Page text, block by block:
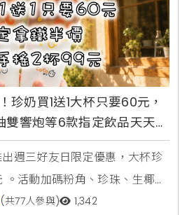
奶買1送1大杯只要60元，
雙響炮等6款指定飲品天天2
週三好友日限定優惠，大杯珍
。活動加碼粉角、珍珠、生椰職
步推出暑來寶2杯99元好康，
(共77人參與) 1,342